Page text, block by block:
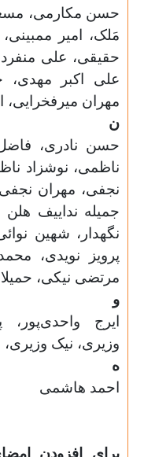
حسن مکارمی،
مَلک، امیر
حقیقی، علی
علی اکبر مهدی،
مهران
ن
حسن نادری،
ناظمی، نوشزاد
نجفی، مهران
جمیله نداییف
نگهدار، شهین
پرویز نویدی،
مرتضی نیکی،
و
ایرج
وزیری، نیک وزیری،
ه
احمد هاشمی
برای افزودن